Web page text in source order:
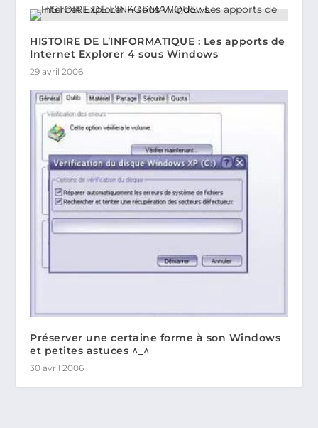
HISTOIRE DE L’INFORMATIQUE : Les apports de
Internet Explorer 4 sous Windows
29 avril 2006
Préserver une certaine forme à son Windows
et petites astuces ^_^
30 avril 2006